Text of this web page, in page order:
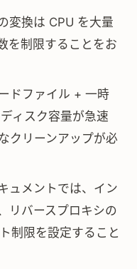
変換は CPU を大量
を制限することをお
ドファイル + 一時
ィスク容量が急速
クリーンアップが必
ュメントでは、イン
リバースプロキシの
制限を設定すること